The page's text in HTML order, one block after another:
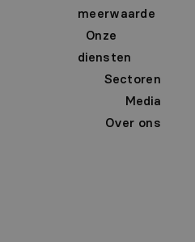
meerwaarde
Onze
diensten
Sectoren
Media
Over ons